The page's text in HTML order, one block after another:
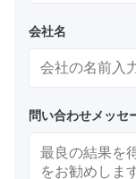
会社名
問い合わせメッセ